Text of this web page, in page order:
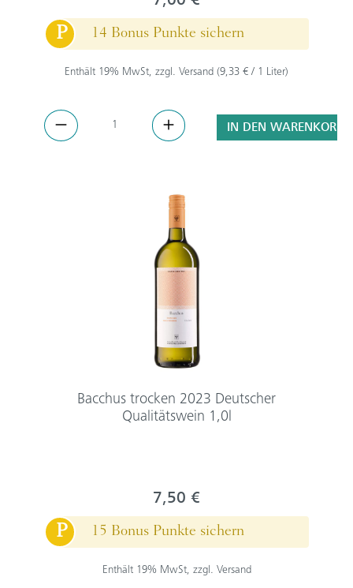
P
14 Bonus Punkte sichern
Enthält 19% MwSt, zzgl. Versand (9,33 € / 1 Liter)
IN DEN WARENKORB
Bacchus trocken 2023 Deutscher
Qualitätswein 1,0l
7,50 €
P
15 Bonus Punkte sichern
Enthält 19% MwSt, zzgl. Versand